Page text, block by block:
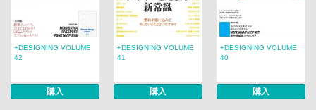
+DESIGNING VOLUME
42
購入
+DESIGNING VOLUME
41
購入
+DESIGNING VOLUME
40
購入